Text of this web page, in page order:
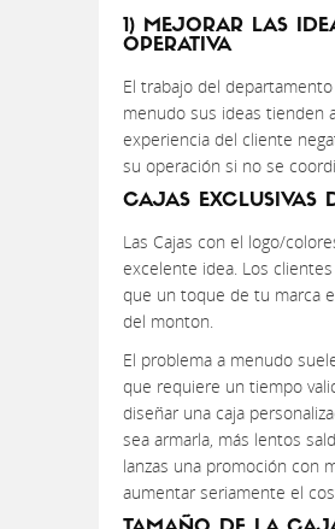
1) MEJORAR LAS
OPERATIVA
El trabajo del
menudo sus ideas tienden
experiencia del cliente
su operación si no se
CAJAS EXCLUSIVAS
Las Cajas con el logo/
excelente idea. Los
que un toque de tu marca
del monton.
El problema a menudo
que requiere un tiempo
diseñar una caja
sea armarla, más lentos
lanzas una promoción con
aumentar seriamente el